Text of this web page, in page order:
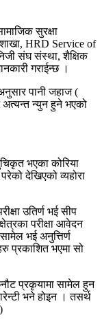
सुरक्षा
शाखा, HRD Service of
संघ संस्था, शैक्षिक
गराईन्छ ।
पानी जहाज (
अत्यन्त न्युन हुने भएको
भएका कोरिया
देखिएको व्यहोरा
उतिर्ण भई सीप
परीक्षा आवेदन
भई अनुत्तिर्ण
प्रकाशित भएमा सो
प्रकृयामा सामेल हुन
भने होइन । तसर्थ